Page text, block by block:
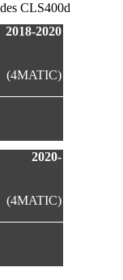
CLS400d
2018-2020
(4MATIC)
2020-
(4MATIC)